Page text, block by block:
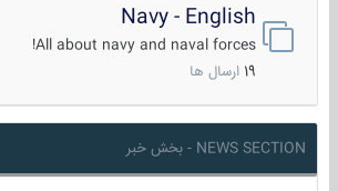
Navy - English
All about navy and naval forces!
ارسال ها
NEWS SECTION - بخش خبر